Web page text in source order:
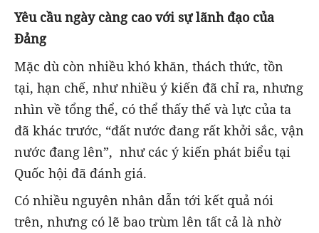
Yêu cầu ngày càng cao với sự lãnh đạo của
Đảng
Mặc dù còn nhiều khó khăn, thách thức, tồn
tại, hạn chế, như nhiều ý kiến đã chỉ ra, nhưng
nhìn về tổng thể, có thể thấy thế và lực của ta
đã khác trước, “đất nước đang rất khởi sắc, vận
nước đang lên”, như các ý kiến phát biểu tại
Quốc hội đã đánh giá.
Có nhiều nguyên nhân dẫn tới kết quả nói
trên, nhưng có lẽ bao trùm lên tất cả là nhờ